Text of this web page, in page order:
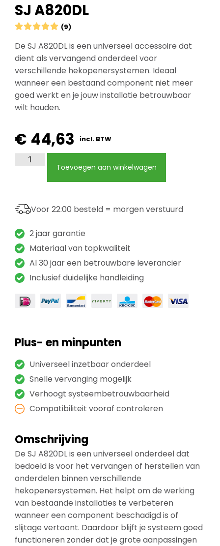
SJ A820DL
 (9)
De SJ A820DL is een universeel accessoire dat
dient als vervangend onderdeel voor
verschillende hekopenersystemen. Ideaal
wanneer een bestaand component niet meer
goed werkt en je jouw installatie betrouwbaar
wilt houden.
€ 44,63 incl. BTW
Toevoegen aan winkelwagen
Voor 22:00 besteld = morgen verstuurd
2 jaar garantie
Materiaal van topkwaliteit
Al 30 jaar een betrouwbare leverancier
Inclusief duidelijke handleiding
Plus- en minpunten
Universeel inzetbaar onderdeel
Snelle vervanging mogelijk
Verhoogt systeembetrouwbaarheid
Compatibiliteit vooraf controleren
Omschrijving
De SJ A820DL is een universeel onderdeel dat
bedoeld is voor het vervangen of herstellen van
onderdelen binnen verschillende
hekopenersystemen. Het helpt om de werking
van bestaande installaties te verbeteren
wanneer een component beschadigd is of
slijtage vertoont. Daardoor blijft je systeem goed
functioneren zonder dat je grote aanpassingen